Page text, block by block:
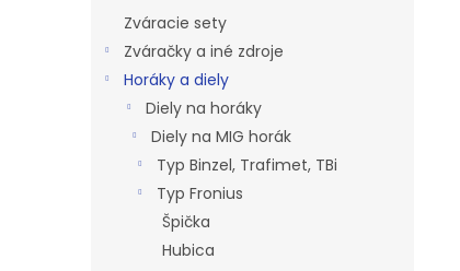
Zváracie sety
Zváračky a iné zdroje
Horáky a diely
Diely na horáky
Diely na MIG horák
Typ Binzel, Trafimet, TBi
Typ Fronius
Špička
Hubica